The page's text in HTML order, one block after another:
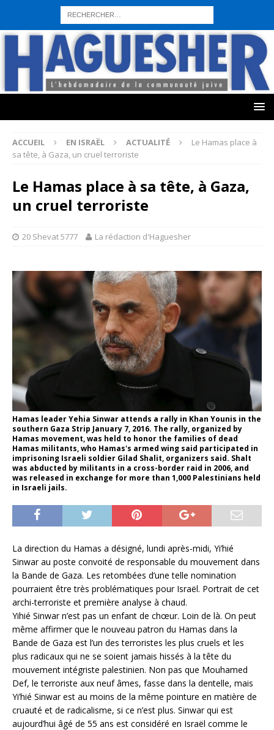
sohbet hattı numarası seks hattı numara istanbul escort bayanlar
sohbet hattı numaralar seks hattı numaralar"
numaraları sohbet hattı sex hattı telefonda seks numara sıcak sex
sohbet hattı canlı sohbet hatları sohbet numaraları
ucuz
sex sohbet hattı numaraları
yeni casino siteleri
ACCUEIL EN ISRAËL ACTUALITÉ
Le Hamas place à
sa tête, à Gaza, un cruel terroriste
Le Hamas place à sa tête, à Gaza,
un cruel terroriste
20 Shevat 5777 La rédaction d'Haguesher
Hamas leader Yehia Sinwar attends a rally in Khan Younis in the
southern Gaza Strip January 7, 2016. The rally, organized by
Hamas movement, was held to honor the families of dead
Hamas militants, who Hamas's armed wing said participated in
imprisoning Israeli soldier Gilad Shalit, organizers said. Shalt
was abducted by militants in a cross-border raid in 2006, and
was released in exchange for more than 1,000 Palestinians held
in Israeli jails.
La direction du Hamas a désigné, lundi après-midi, Yi’hié
Sinwar au poste convoité de responsable du mouvement dans
la Bande de Gaza. Les retombées d’une telle nomination
pourraient être très problématiques pour Israël. Portrait de cet
archi-terroriste et première analyse à chaud.
Yihié Sinwar n’est pas un enfant de chœur. Loin de là. On peut
même affirmer que le nouveau patron du Hamas dans la
Bande de Gaza est l’un des terroristes les plus cruels et les
plus radicaux qui ne se soient jamais hissés à la tête du
mouvement intégriste palestinien. Non pas que Mouhamed
Def, le terroriste aux neuf âmes, fasse dans la dentelle, mais
Yi’hié Sinwar est au moins de la même pointure en matière de
cruauté et de radicalisme, si ce n’est plus. Sinwar qui est
aujourd’hui âgé de 55 ans est considéré en Israël comme le